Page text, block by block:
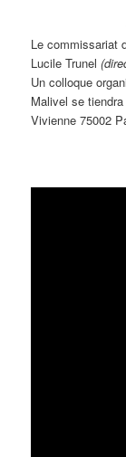
Le commissariat
Lucile Trunel
Un colloque
Malivel se tiendra
Vivienne 75002